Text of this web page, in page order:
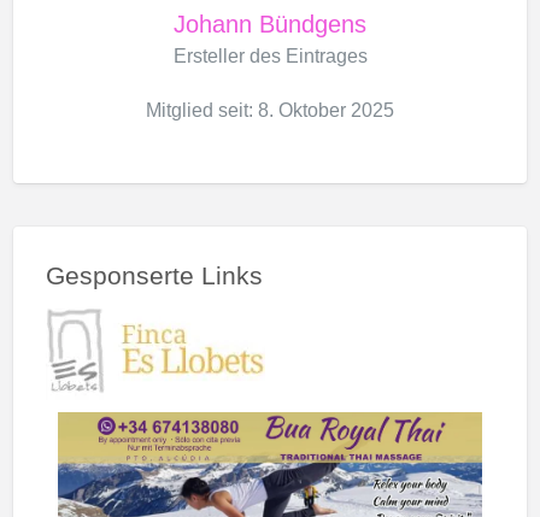
Johann Bündgens
Ersteller des Eintrages
Mitglied seit: 8. Oktober 2025
Gesponserte Links